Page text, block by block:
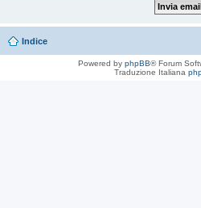
Indice
Powered by phpBB® Forum
Traduzione Italiana